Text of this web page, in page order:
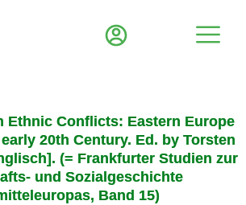
Ethnic Conflicts: Eastern Europe
20th Century. Ed. by Torsten
(= Frankfurter Studien zur
und Sozialgeschichte
Band 15)